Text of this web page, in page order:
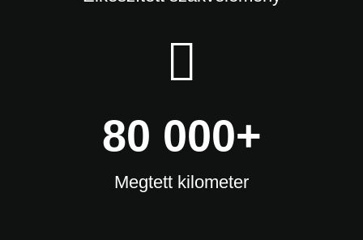
80 000+
Megtett kilometer